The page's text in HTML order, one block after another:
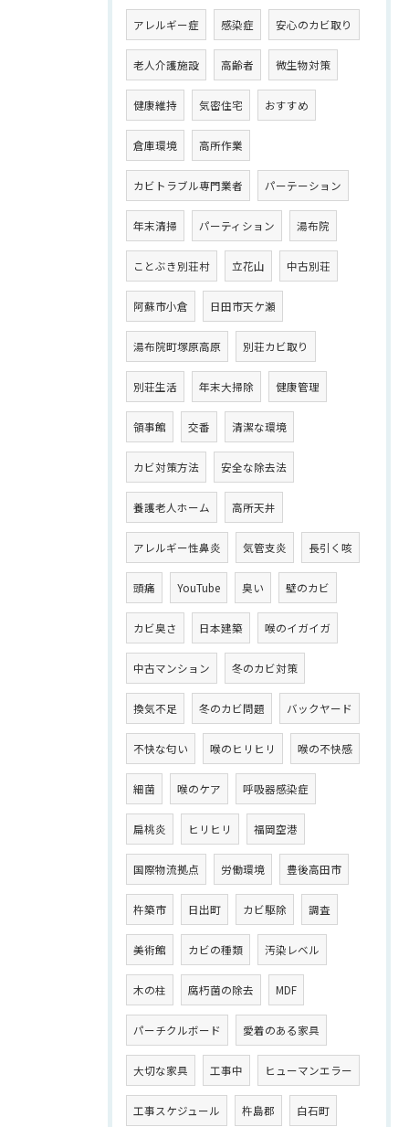
アレルギー症 感染症 安心のカビ取り
老人介護施設 高齢者 微生物対策
健康維持 気密住宅 おすすめ
倉庫環境 高所作業
カビトラブル専門業者 パーテーション
年末清掃 パーティション 湯布院
ことぶき別荘村 立花山 中古別荘
阿蘇市小倉 日田市天ケ瀬
湯布院町塚原高原 別荘カビ取り
別荘生活 年末大掃除 健康管理
領事館 交番 清潔な環境
カビ対策方法 安全な除去法
養護老人ホーム 高所天井
アレルギー性鼻炎 気管支炎 長引く咳
頭痛 YouTube 臭い 壁のカビ
カビ臭さ 日本建築 喉のイガイガ
中古マンション 冬のカビ対策
換気不足 冬のカビ問題 バックヤード
不快な匂い 喉のヒリヒリ 喉の不快感
細菌 喉のケア 呼吸器感染症
扁桃炎 ヒリヒリ 福岡空港
国際物流拠点 労働環境 豊後高田市
杵築市 日出町 カビ駆除 調査
美術館 カビの種類 汚染レベル
木の柱 腐朽菌の除去 MDF
パーチクルボード 愛着のある家具
大切な家具 工事中 ヒューマンエラー
工事スケジュール 杵島郡 白石町